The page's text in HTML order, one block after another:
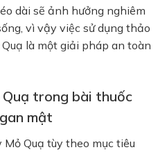
dài sẽ ảnh hưởng nghiêm
vì vậy việc sử dụng thảo
là một giải pháp an toàn
Quạ trong bài thuốc
mật
Mỏ Quạ tùy theo mục tiêu